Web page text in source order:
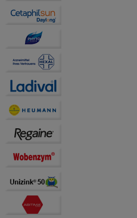
die Werbung auf
für Sie zu gestalten.
hierfür teilweise an
soziale Medien